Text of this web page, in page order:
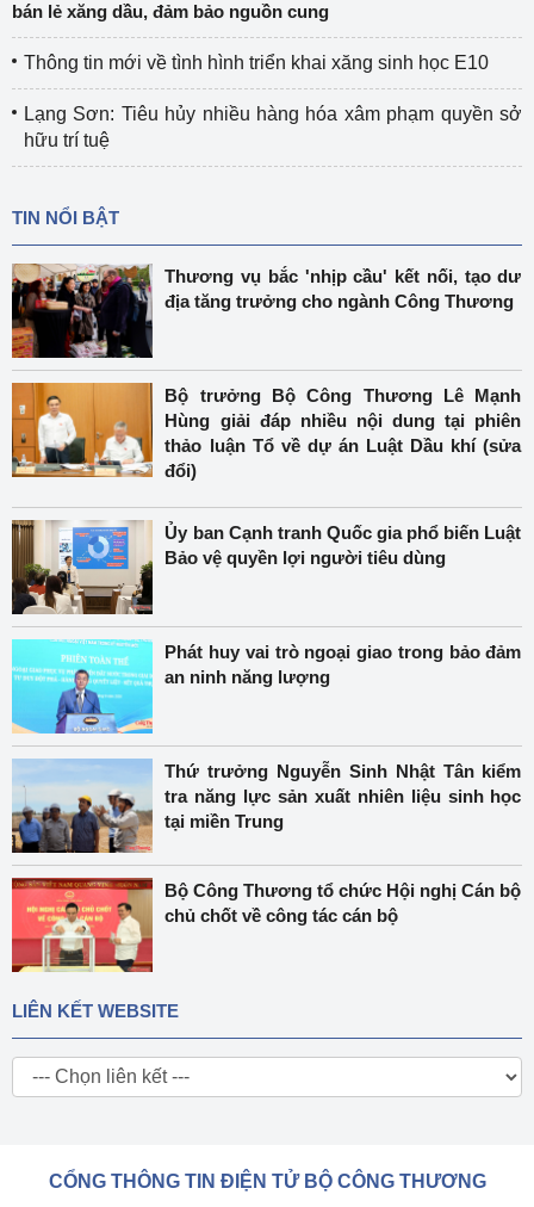
bán lẻ xăng dầu, đảm bảo nguồn cung
Thông tin mới về tình hình triển khai xăng sinh học E10
Lạng Sơn: Tiêu hủy nhiều hàng hóa xâm phạm quyền sở
hữu trí tuệ
TIN NỔI BẬT
Thương vụ bắc 'nhịp cầu' kết nối, tạo dư
địa tăng trưởng cho ngành Công Thương
Bộ trưởng Bộ Công Thương Lê Mạnh
Hùng giải đáp nhiều nội dung tại phiên
thảo luận Tổ về dự án Luật Dầu khí (sửa
đổi)
Ủy ban Cạnh tranh Quốc gia phổ biến Luật
Bảo vệ quyền lợi người tiêu dùng
Phát huy vai trò ngoại giao trong bảo đảm
an ninh năng lượng
Thứ trưởng Nguyễn Sinh Nhật Tân kiểm
tra năng lực sản xuất nhiên liệu sinh học
tại miền Trung
Bộ Công Thương tổ chức Hội nghị Cán bộ
chủ chốt về công tác cán bộ
LIÊN KẾT WEBSITE
CỔNG THÔNG TIN ĐIỆN TỬ BỘ CÔNG THƯƠNG